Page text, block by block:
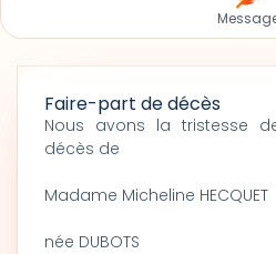
Faire-part de décès
Nous avons la tristesse
décès de
Madame Micheline HECQUET
née DUBOTS